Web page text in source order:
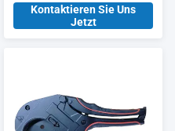
für Fertigungsanlagen
Kontaktieren Sie Uns
Jetzt